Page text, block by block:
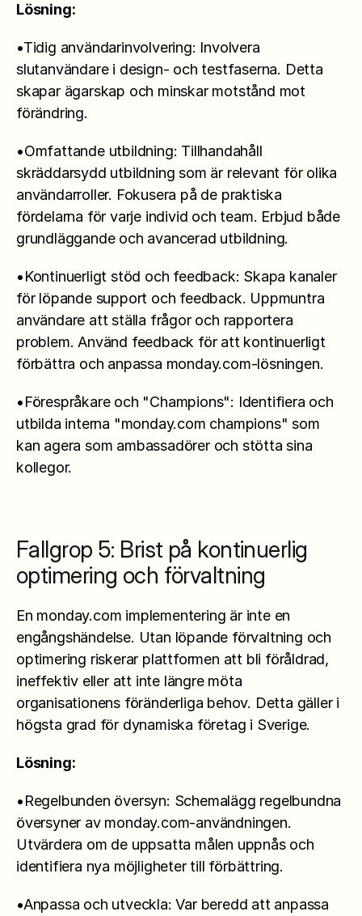
Lösning:
•Tidig användarinvolvering: Involvera
slutanvändare i design- och testfaserna. Detta
skapar ägarskap och minskar motstånd mot
förändring.
•Omfattande utbildning: Tillhandahåll
skräddarsydd utbildning som är relevant för olika
användarroller. Fokusera på de praktiska
fördelarna för varje individ och team. Erbjud både
grundläggande och avancerad utbildning.
•Kontinuerligt stöd och feedback: Skapa kanaler
för löpande support och feedback. Uppmuntra
användare att ställa frågor och rapportera
problem. Använd feedback för att kontinuerligt
förbättra och anpassa monday.com-lösningen.
•Förespråkare och "Champions": Identifiera och
utbilda interna "monday.com champions" som
kan agera som ambassadörer och stötta sina
kollegor.
Fallgrop 5: Brist på kontinuerlig
optimering och förvaltning
En monday.com implementering är inte en
engångshändelse. Utan löpande förvaltning och
optimering riskerar plattformen att bli föråldrad,
ineffektiv eller att inte längre möta
organisationens föränderliga behov. Detta gäller i
högsta grad för dynamiska företag i Sverige.
Lösning:
•Regelbunden översyn: Schemalägg regelbundna
översyner av monday.com-användningen.
Utvärdera om de uppsatta målen uppnås och
identifiera nya möjligheter till förbättring.
•Anpassa och utveckla: Var beredd att anpassa